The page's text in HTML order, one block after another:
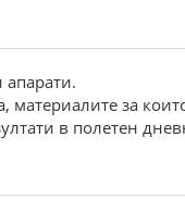
материалите за
в полетен